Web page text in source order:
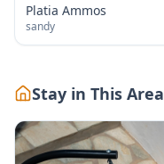
Platia Ammos
sandy
Stay in This Area